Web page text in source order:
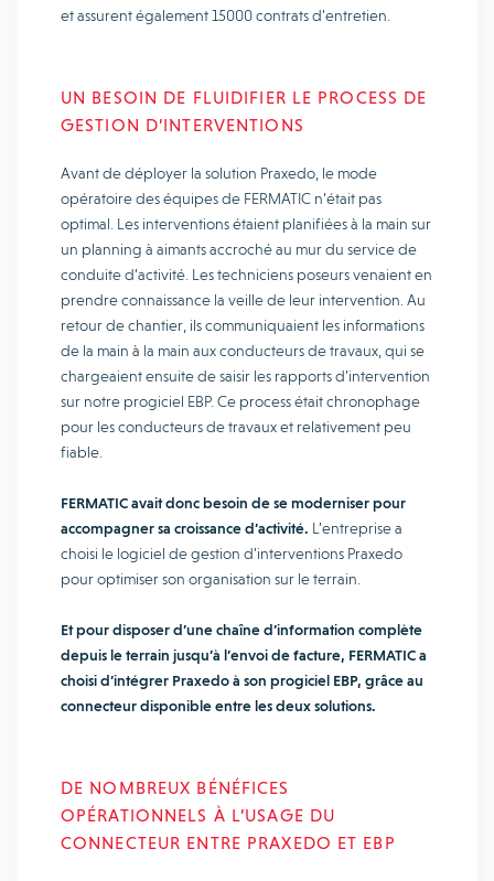
et assurent également 15000 contrats d’entretien.
UN BESOIN DE FLUIDIFIER LE PROCESS DE
GESTION D’INTERVENTIONS
Avant de déployer la solution Praxedo, le mode
opératoire des équipes de FERMATIC n’était pas
optimal. Les interventions étaient planifiées à la main sur
un planning à aimants accroché au mur du service de
conduite d’activité. Les techniciens poseurs venaient en
prendre connaissance la veille de leur intervention. Au
retour de chantier, ils communiquaient les informations
de la main à la main aux conducteurs de travaux, qui se
chargeaient ensuite de saisir les rapports d’intervention
sur notre progiciel EBP. Ce process était chronophage
pour les conducteurs de travaux et relativement peu
fiable.
FERMATIC avait donc besoin de se moderniser pour
accompagner sa croissance d’activité. L’entreprise a
choisi le logiciel de gestion d’interventions Praxedo
pour optimiser son organisation sur le terrain.
Et pour disposer d’une chaîne d’information complète
depuis le terrain jusqu’à l’envoi de facture, FERMATIC a
choisi d’intégrer Praxedo à son progiciel EBP, grâce au
connecteur disponible entre les deux solutions.
DE NOMBREUX BÉNÉFICES
OPÉRATIONNELS À L’USAGE DU
CONNECTEUR ENTRE PRAXEDO ET EBP